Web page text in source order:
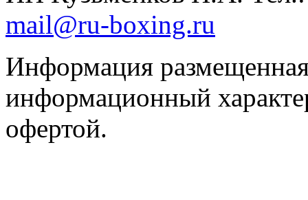
mail@ru-boxing.ru
Информация
информационный
офертой.